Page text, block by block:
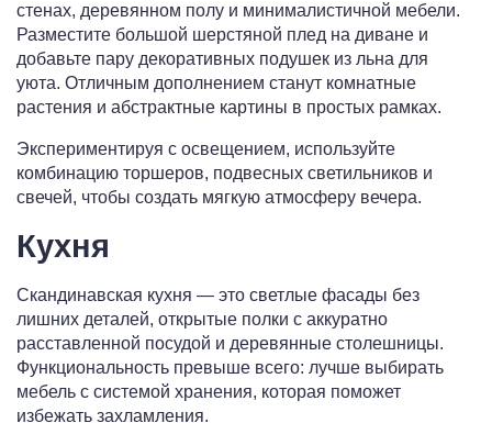
стенах, деревянном полу и минималистичной мебели.
Разместите большой шерстяной плед на диване и
добавьте пару декоративных подушек из льна для
уюта. Отличным дополнением станут комнатные
растения и абстрактные картины в простых рамках.
Экспериментируя с освещением, используйте
комбинацию торшеров, подвесных светильников и
свечей, чтобы создать мягкую атмосферу вечера.
Кухня
Скандинавская кухня — это светлые фасады без
лишних деталей, открытые полки с аккуратно
расставленной посудой и деревянные столешницы.
Функциональность превыше всего: лучше выбирать
мебель с системой хранения, которая поможет
избежать захламления.